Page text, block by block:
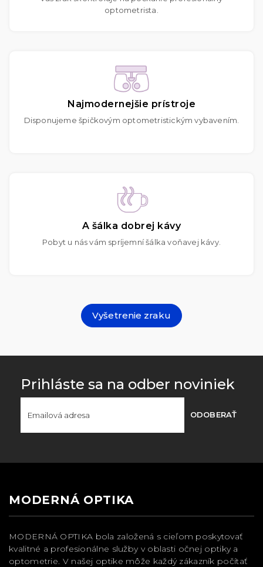
optometrista.
Najmodernejšie prístroje
Disponujeme špičkovým optometristickým vybavením.
A šálka dobrej kávy
Pobyt u nás vám spríjemní šálka voňavej kávy.
Vyšetrenie zraku
Prihláste sa na odber noviniek
ODOBERAŤ
MODERNÁ OPTIKA
MODERNÁ OPTIKA bola založená s cieľom poskytovať
kvalitné a profesionálne služby v oblasti očnej optiky a
optometrie. V našej optike môže každý zákazník počítať